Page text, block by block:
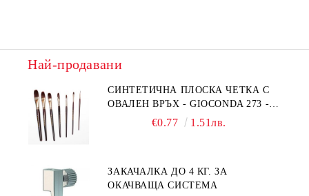
Най-продавани
СИНТЕТИЧНА ПЛОСКА ЧЕТКА С
ОВАЛЕН ВРЪХ - GIOCONDA 273 -
€0.77 1.51лв.
ЗАКАЧАЛКА ДО 4 КГ. ЗА
ОКАЧВАЩА СИСТЕМА